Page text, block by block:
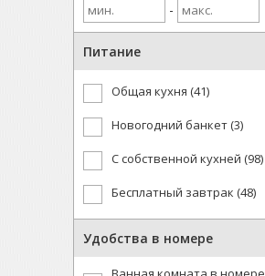
-
Питание
Общая кухня (41)
Новогодний банкет (3)
С собственной кухней (98)
Бесплатный завтрак (48)
Удобства в номере